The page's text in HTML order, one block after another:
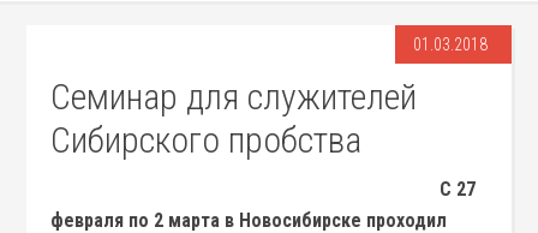
01.03.2018
Семинар для служителей
Сибирского пробства
С 27
февраля по 2 марта в Новосибирске проходил